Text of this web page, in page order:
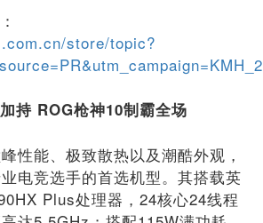
store/topic?
持 ROG枪神10制霸全场
性能、极致散热以及潮酷外观，
电竞选手的首选机型。其搭载英
Plus处理器，24核心24线程